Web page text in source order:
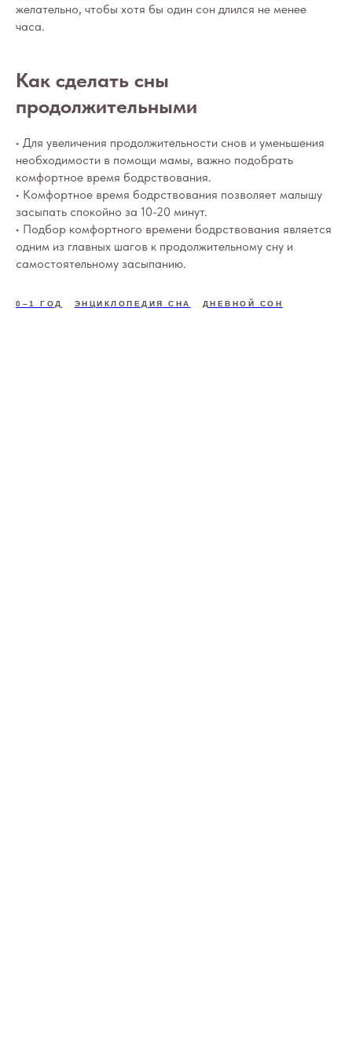
желательно, чтобы хотя бы один сон длился не менее
часа.
Как сделать сны
продолжительными
• Для увеличения продолжительности снов и уменьшения
необходимости в помощи мамы, важно подобрать
комфортное время бодрствования.
• Комфортное время бодрствования позволяет малышу
засыпать спокойно за 10-20 минут.
• Подбор комфортного времени бодрствования является
одним из главных шагов к продолжительному сну и
самостоятельному засыпанию.
0–1 ГОД ЭНЦИКЛОПЕДИЯ СНА ДНЕВНОЙ СОН